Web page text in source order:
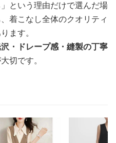
という理由だけで選んだ場
着こなし全体のクオリティ
ます。
・ドレープ感・縫製の丁寧
切です。